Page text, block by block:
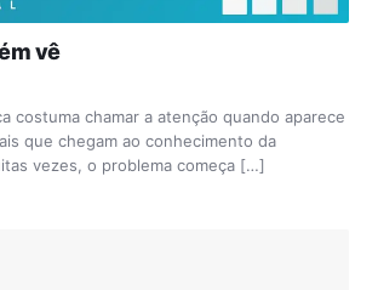
vê
costuma chamar a atenção quando aparece
que chegam ao conhecimento da
vezes, o problema começa […]